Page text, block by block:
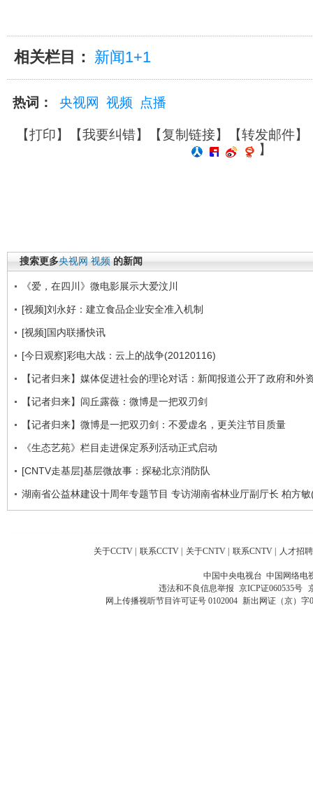
相关栏目： 新闻1+1
热词： 央视网 视频 点播
【打印】【我要纠错】【复制链接】【转发邮件】
】
搜索更多央视网 视频 的新闻
《爱，在四川》微电影展示大爱汶川
[视频]刘永好：建立食品企业安全准入机制
[视频]国内联播快讯
[今日观察]彩电大战：云上的战争(20120116)
【记者归来】媒体促进社会的理论对话：新闻报道公开了政府和外
【记者归来】闾丘露薇：微博是一把双刃剑
【记者归来】微博是一把双刃剑：不爱虚名，更关注节目质量
《生态艺苑》栏目走进保定系列活动正式启动
[CNTV走基层]基层微故事：探秘北京消防队
湖南省公益林建设十周年专题节目 专访湖南省林业厅副厅长 柏方
关于CCTV | 联系CCTV | 关于CNTV | 联系CNTV | 人才招聘
中国中央电视台 中国网络电
违法和不良信息举报 京ICP证060535号
网上传播视听节目许可证号 0102004 新出网证（京）